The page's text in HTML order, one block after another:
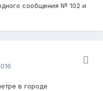
сообщения № 102 и
в городе